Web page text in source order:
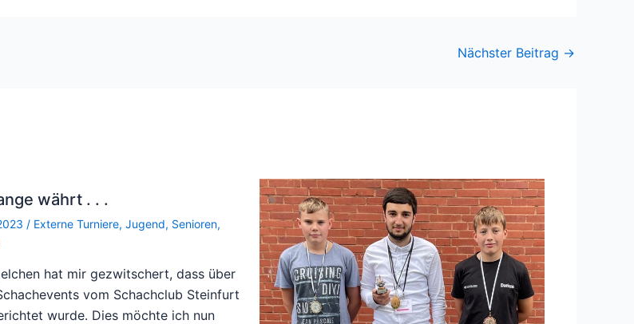
Nächster Beitrag →
währt . . .
/ Externe Turniere, Jugend, Senioren,
hat mir gezwitschert, dass über
vom Schachclub Steinfurt
wurde. Dies möchte ich nun